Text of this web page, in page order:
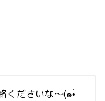
くださいな〜(๑•̀